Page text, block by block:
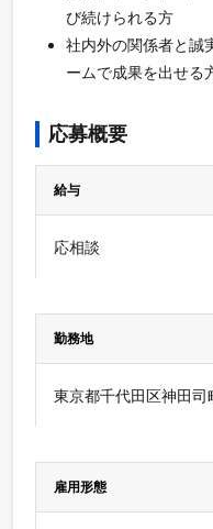
び続けられる方
社内外の関係者と誠
ームで成果を出せる
応募概要
給与
応相談
勤務地
東京都千代田区神田
雇用形態